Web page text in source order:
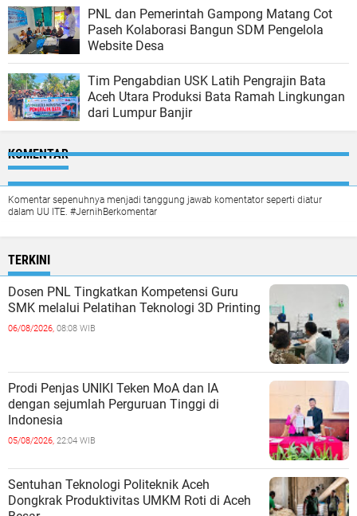
PNL dan Pemerintah Gampong Matang Cot
Paseh Kolaborasi Bangun SDM Pengelola
Website Desa
Tim Pengabdian USK Latih Pengrajin Bata
Aceh Utara Produksi Bata Ramah Lingkungan
dari Lumpur Banjir
KOMENTAR
Komentar sepenuhnya menjadi tanggung jawab komentator seperti diatur
dalam UU ITE. #JernihBerkomentar
TERKINI
Dosen PNL Tingkatkan Kompetensi Guru
SMK melalui Pelatihan Teknologi 3D Printing
06/08/2026, 08:08 WIB
Prodi Penjas UNIKI Teken MoA dan IA
dengan sejumlah Perguruan Tinggi di
Indonesia
05/08/2026, 22:04 WIB
Sentuhan Teknologi Politeknik Aceh
Dongkrak Produktivitas UMKM Roti di Aceh